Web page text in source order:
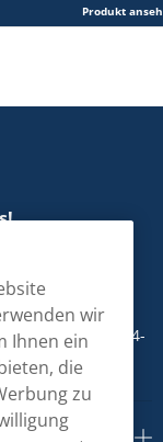
Produkt
19 Uhr (Pause 14-
wir
Ihnen ein
die
zu